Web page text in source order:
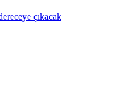
çıkacak